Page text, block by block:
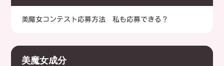
美魔女コンテスト応募方法 私も応募できる？
美魔女成分